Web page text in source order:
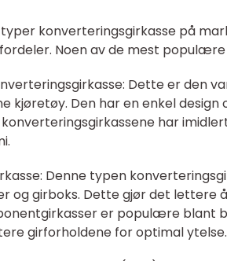
konverteringsgirkasse på
Noen av de mest
Dette er den
kjøretøy. Den har en enkel
har
Denne typen
og girboks. Dette gjør det lettere
er populære blant
girforholdene for optimal ytelse.